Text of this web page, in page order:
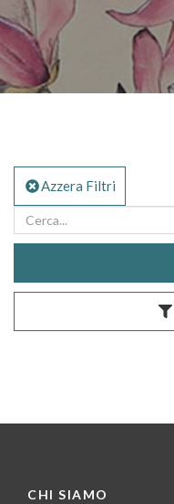
Azzera Filtri
CHI SIAMO